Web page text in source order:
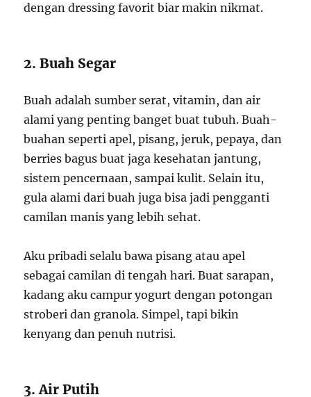
dengan dressing favorit biar makin nikmat.
2. Buah Segar
Buah adalah sumber serat, vitamin, dan air
alami yang penting banget buat tubuh. Buah-
buahan seperti apel, pisang, jeruk, pepaya, dan
berries bagus buat jaga kesehatan jantung,
sistem pencernaan, sampai kulit. Selain itu,
gula alami dari buah juga bisa jadi pengganti
camilan manis yang lebih sehat.
Aku pribadi selalu bawa pisang atau apel
sebagai camilan di tengah hari. Buat sarapan,
kadang aku campur yogurt dengan potongan
stroberi dan granola. Simpel, tapi bikin
kenyang dan penuh nutrisi.
3. Air Putih